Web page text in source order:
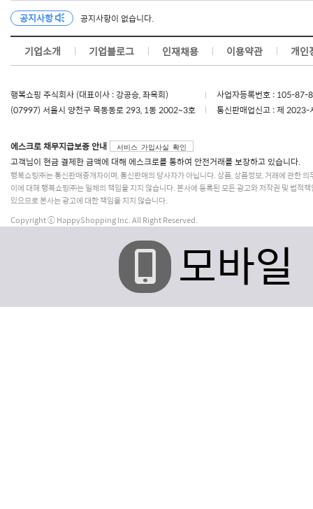
공지사항 공지사항이 없습니다.
기업소개 기업블로그 인재채용 이용약관 개인
행복쇼핑 주식회사 (대표이사 : 강공승, 좌옥희)
(07997) 서울시 양천구 목동동로 293, 1동 2002~3호
사업자등록번호 : 105-
통신판매업신고 : 제
에스크로 채무지급보증 안내 서비스 가입사실 확인
고객님이 현금 결제한 금액에 대해 에스크로를 통하여 안전거래를 보장하고 있습니다.
행복쇼핑㈜는 통신판매중개자이며, 통신판매의 당사자가 아닙니다. 상품, 상품정보, 거래에 관한
이에 대해 행복쇼핑㈜는 일체의 책임을 지지 않습니다. 본사에 등록된 모든 광고와 저작권 및 법적
있으므로 본사는 광고에 대한 책임을 지지 않습니다.
Copyright ⓒ HappyShopping Inc. All Right Reserved.